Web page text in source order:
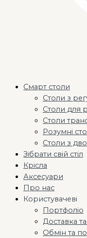
Смарт столи
Столи з
Столи для
Столи
Розумні
Столи з
Зібрати свій стіл
Крісла
Аксесуари
Про нас
Користувачеві
Портфоліо
Доставка
Обмін та